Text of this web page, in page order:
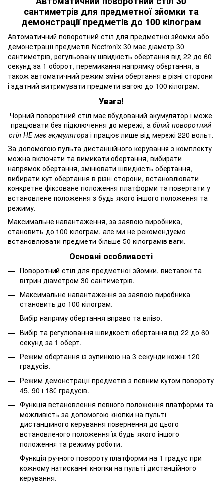
сантиметрів для предметної зйомки та
демонстрації предметів до 100 кілограм
Автоматичний поворотний стіл для предметної зйомки або
демонстрації предметів Nectronix 30 має діаметр 30
сантиметрів, регульовану швидкість обертання від 22 до 60
секунд за 1 оборот, перемикання напрямку обертання, а
також автоматичний режим зміни обертання в різні сторони
і здатний витримувати предмети вагою до 100 кілограм.
Увага!
Чорний поворотний стіл має вбудований акумулятор і може
працювати без підключення до мережі, а білий поворотний
стіл НЕ має акумулятораі працює лише від мережі 220 вольт.
За допомогою пульта дистанційного керування з комплекту
можна включати та вимикати обертання, вибирати
напрямок обертання, змінювати швидкість обертання,
вибирати кут обертання в різні сторони, встановлювати
конкретне фіксоване положення платформи та повертати у
встановлене положення з будь-якого іншого положення та
режиму.
Максимальне навантаження, за заявою виробника,
становить до 100 кілограм, але ми не рекомендуємо
встановлювати предмети більше 50 кілограмів ваги.
Основні особливості
Поворотний стіл для предметної зйомки, виставок та
вітрин діаметром 30 сантиметрів.
Максимальне навантаження за заявою виробника
становить до 100 кілограм.
Вибір напряму обертання вправо та вліво.
Вибір та регулювання швидкості обертання від 22 до 60
секунд за 1 оберт.
Режим обертання із зупинкою на 3 секунди кожні 120
градусів.
Режим демонстрації предметів з певним кутом повороту
45, 90 і 180 градусів.
Функція встановлення певного положення платформи та
можливість за допомогою кнопки на пульті
дистанційного керування повернення до цього
встановленого положення їх будь-якого іншого
положення та режиму роботи.
Функція ручного повороту платформи на 1 градус при
кожному натисканні кнопки на пульті дистанційного
керування.